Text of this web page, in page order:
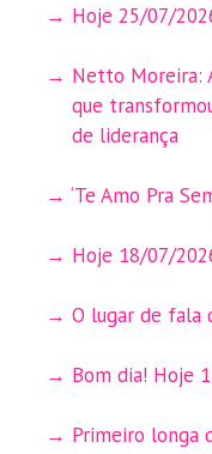
Hoje 25/07/
Netto Moreira:
que
de liderança
‘Te Amo Pra
Hoje 18/07/
O lugar de fala
Bom dia! Hoje
Primeiro longa